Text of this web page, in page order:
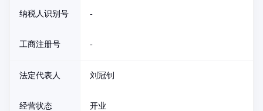
纳税人识别号 -
工商注册号 -
法定代表人 刘冠钊
经营状态 开业